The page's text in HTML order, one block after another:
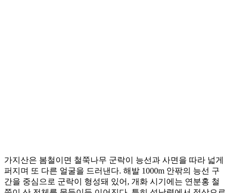
가지산은 봄철이면 철쭉나무 군락이 능선과 사면을 따라 넓게
퍼지며 또 다른 얼굴을 드러낸다. 해발 1000m 안팎의 능선 구
간을 중심으로 군락이 형성돼 있어, 개화 시기에는 연분홍 철